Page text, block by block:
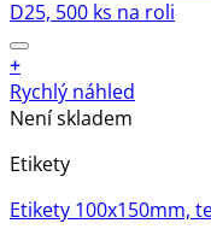
+
Rychlý náhled
Není skladem
Etikety
Etikety 100x150mm,